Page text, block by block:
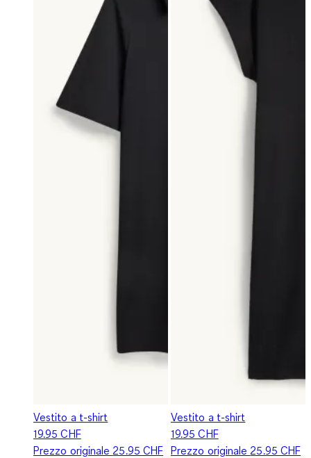
Vestito a t-shirt
19.95 CHF
Prezzo originale 25.95 CHF
Vestito a t-shirt
19.95 CHF
Prezzo originale 25.95 CHF